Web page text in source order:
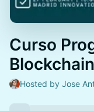
Curso
Hosted by Jose